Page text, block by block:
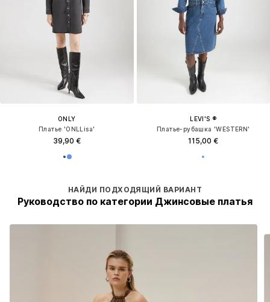
ONLY
Платье 'ONLLisa'
39,90 €
LEVI'S ®
Платье-рубашка 'WESTERN'
115,00 €
НАЙДИ ПОДХОДЯЩИЙ ВАРИАНТ
Руководство по категории Джинсовые платья